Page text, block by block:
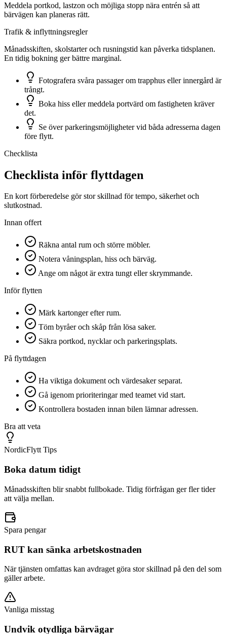
Meddela portkod, lastzon och möjliga stopp nära entrén så att
bärvägen kan planeras rätt.
Trafik & inflyttningsregler
Månadsskiften, skolstarter och rusningstid kan påverka tidsplanen.
En tidig bokning ger bättre marginal.
Fotografera svåra passager om trapphus eller innergård är
trångt.
Boka hiss eller meddela portvärd om fastigheten kräver
det.
Se över parkeringsmöjligheter vid båda adresserna dagen
före flytt.
Checklista
Checklista inför flyttdagen
En kort förberedelse gör stor skillnad för tempo, säkerhet och
slutkostnad.
Innan offert
Räkna antal rum och större möbler.
Notera våningsplan, hiss och bärväg.
Ange om något är extra tungt eller skrymmande.
Inför flytten
Märk kartonger efter rum.
Töm byråer och skåp från lösa saker.
Säkra portkod, nycklar och parkeringsplats.
På flyttdagen
Ha viktiga dokument och värdesaker separat.
Gå igenom prioriteringar med teamet vid start.
Kontrollera bostaden innan bilen lämnar adressen.
Bra att veta
NordicFlytt Tips
Boka datum tidigt
Månadsskiften blir snabbt fullbokade. Tidig förfrågan ger fler tider
att välja mellan.
Spara pengar
RUT kan sänka arbetskostnaden
När tjänsten omfattas kan avdraget göra stor skillnad på den del som
gäller arbete.
Vanliga misstag
Undvik otydliga bärvägar